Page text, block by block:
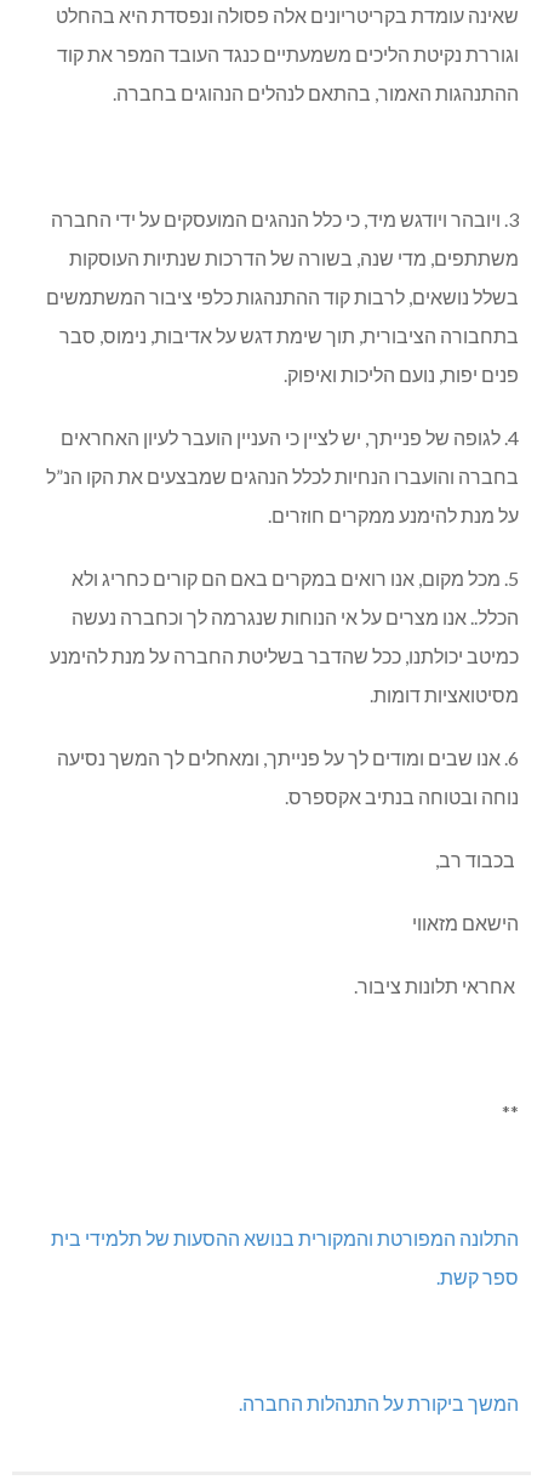
שאינה עומדת בקריטריונים אלה פסולה ונפסדת היא בהחלט
וגוררת נקיטת הליכים משמעתיים כנגד העובד המפר את קוד
ההתנהגות האמור, בהתאם לנהלים הנהוגים בחברה.
3. ויובהר ויודגש מיד, כי כלל הנהגים המועסקים על ידי החברה
משתתפים, מדי שנה, בשורה של הדרכות שנתיות העוסקות
בשלל נושאים, לרבות קוד ההתנהגות כלפי ציבור המשתמשים
בתחבורה הציבורית, תוך שימת דגש על אדיבות, נימוס, סבר
פנים יפות, נועם הליכות ואיפוק.
4. לגופה של פנייתך, יש לציין כי העניין הועבר לעיון האחראים
בחברה והועברו הנחיות לכלל הנהגים שמבצעים את הקו הנ”ל
על מנת להימנע ממקרים חוזרים.
5. מכל מקום, אנו רואים במקרים באם הם קורים כחריג ולא
הכלל.. אנו מצרים על אי הנוחות שנגרמה לך וכחברה נעשה
כמיטב יכולתנו, ככל שהדבר בשליטת החברה על מנת להימנע
מסיטואציות דומות.
6. אנו שבים ומודים לך על פנייתך, ומאחלים לך המשך נסיעה
נוחה ובטוחה בנתיב אקספרס.
בכבוד רב,
הישאם מזאווי
אחראי תלונות ציבור.
**
התלונה המפורטת והמקורית בנושא ההסעות של תלמידי בית
ספר קשת.
המשך ביקורת על התנהלות החברה.